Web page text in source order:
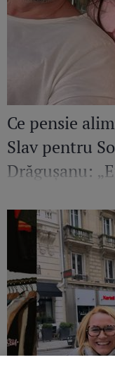
Ce pensie
Slav pentru
Drăgușanu:
pentru